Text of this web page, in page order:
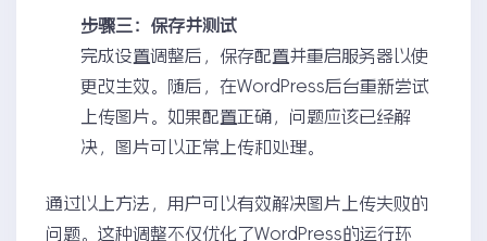
步骤三：保存并测试
完成设置调整后，保存配置并重启服务器以使
更改生效。随后，在WordPress后台重新尝试
上传图片。如果配置正确，问题应该已经解
决，图片可以正常上传和处理。
通过以上方法，用户可以有效解决图片上传失败的
问题。这种调整不仅优化了WordPress的运行环